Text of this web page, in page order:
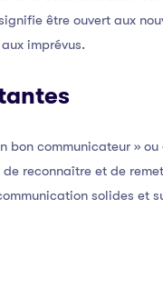
être ouvert aux
imprévus.
bon communicateur »
reconnaître et de
solides et